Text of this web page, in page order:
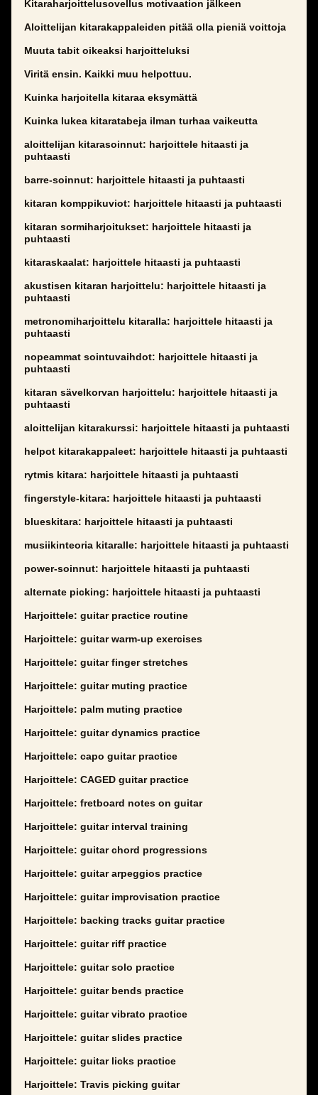
Kitaraharjoittelusovellus motivaation jälkeen
Aloittelijan kitarakappaleiden pitää olla pieniä voittoja
Muuta tabit oikeaksi harjoitteluksi
Viritä ensin. Kaikki muu helpottuu.
Kuinka harjoitella kitaraa eksymättä
Kuinka lukea kitaratabeja ilman turhaa vaikeutta
aloittelijan kitarasoinnut: harjoittele hitaasti ja
puhtaasti
barre-soinnut: harjoittele hitaasti ja puhtaasti
kitaran komppikuviot: harjoittele hitaasti ja puhtaasti
kitaran sormiharjoitukset: harjoittele hitaasti ja
puhtaasti
kitaraskaalat: harjoittele hitaasti ja puhtaasti
akustisen kitaran harjoittelu: harjoittele hitaasti ja
puhtaasti
metronomiharjoittelu kitaralla: harjoittele hitaasti ja
puhtaasti
nopeammat sointuvaihdot: harjoittele hitaasti ja
puhtaasti
kitaran sävelkorvan harjoittelu: harjoittele hitaasti ja
puhtaasti
aloittelijan kitarakurssi: harjoittele hitaasti ja puhtaasti
helpot kitarakappaleet: harjoittele hitaasti ja puhtaasti
rytmis kitara: harjoittele hitaasti ja puhtaasti
fingerstyle-kitara: harjoittele hitaasti ja puhtaasti
blueskitara: harjoittele hitaasti ja puhtaasti
musiikinteoria kitaralle: harjoittele hitaasti ja puhtaasti
power-soinnut: harjoittele hitaasti ja puhtaasti
alternate picking: harjoittele hitaasti ja puhtaasti
Harjoittele: guitar practice routine
Harjoittele: guitar warm-up exercises
Harjoittele: guitar finger stretches
Harjoittele: guitar muting practice
Harjoittele: palm muting practice
Harjoittele: guitar dynamics practice
Harjoittele: capo guitar practice
Harjoittele: CAGED guitar practice
Harjoittele: fretboard notes on guitar
Harjoittele: guitar interval training
Harjoittele: guitar chord progressions
Harjoittele: guitar arpeggios practice
Harjoittele: guitar improvisation practice
Harjoittele: backing tracks guitar practice
Harjoittele: guitar riff practice
Harjoittele: guitar solo practice
Harjoittele: guitar bends practice
Harjoittele: guitar vibrato practice
Harjoittele: guitar slides practice
Harjoittele: guitar licks practice
Harjoittele: Travis picking guitar